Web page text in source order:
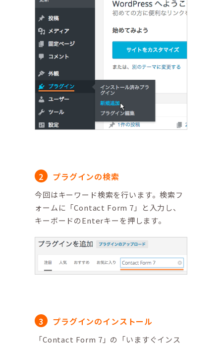
プラグインの検索
今回はキーワード検索を行います。検索フ
ォームに「Contact Form 7」と入力し、
キーボードのEnterキーを押します。
プラグインのインストール
「Contact Form 7」の「いますぐインス